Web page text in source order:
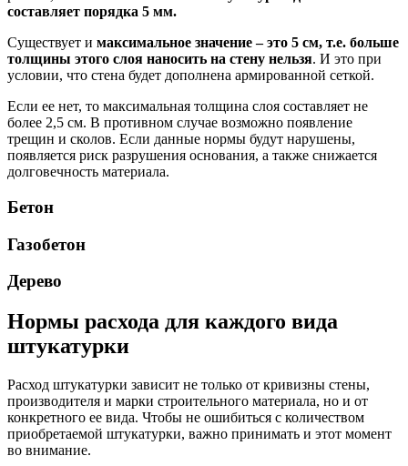
составляет порядка 5 мм.
Существует и максимальное значение – это 5 см, т.е. больше
толщины этого слоя наносить на стену нельзя. И это при
условии, что стена будет дополнена армированной сеткой.
Если ее нет, то максимальная толщина слоя составляет не
более 2,5 см. В противном случае возможно появление
трещин и сколов. Если данные нормы будут нарушены,
появляется риск разрушения основания, а также снижается
долговечность материала.
Бетон
Газобетон
Дерево
Нормы расхода для каждого вида
штукатурки
Расход штукатурки зависит не только от кривизны стены,
производителя и марки строительного материала, но и от
конкретного ее вида. Чтобы не ошибиться с количеством
приобретаемой штукатурки, важно принимать и этот момент
во внимание.